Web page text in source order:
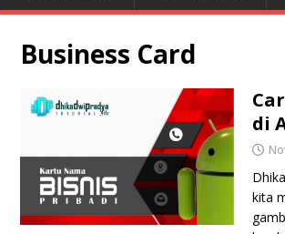
Business Card
di
kita